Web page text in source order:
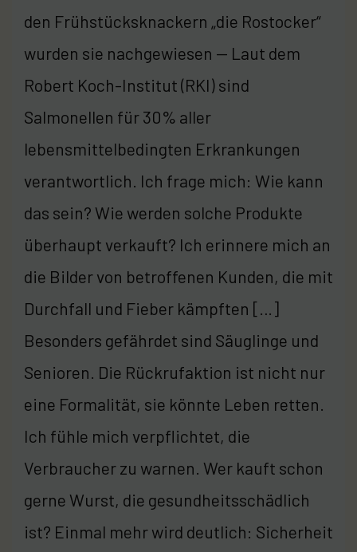
den Frühstücksknackern „die Rostocker“
wurden sie nachgewiesen — Laut dem
Robert Koch-Institut (RKI) sind
Salmonellen für 30% aller
lebensmittelbedingten Erkrankungen
verantwortlich. Ich frage mich: Wie kann
das sein? Wie werden solche Produkte
überhaupt verkauft? Ich erinnere mich an
die Bilder von betroffenen Kunden, die mit
Durchfall und Fieber kämpften […]
Besonders gefährdet sind Säuglinge und
Senioren. Die Rückrufaktion ist nicht nur
eine Formalität, sie könnte Leben retten.
Ich fühle mich verpflichtet, die
Verbraucher zu warnen. Wer kauft schon
gerne Wurst, die gesundheitsschädlich
ist? Einmal mehr wird deutlich: Sicherheit